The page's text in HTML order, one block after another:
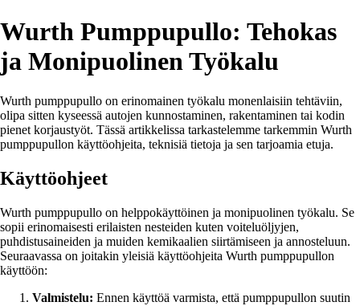
Wurth Pumppupullo: Tehokas
ja Monipuolinen Työkalu
Wurth pumppupullo on erinomainen työkalu monenlaisiin tehtäviin,
olipa sitten kyseessä autojen kunnostaminen, rakentaminen tai kodin
pienet korjaustyöt. Tässä artikkelissa tarkastelemme tarkemmin Wurth
pumppupullon käyttöohjeita, teknisiä tietoja ja sen tarjoamia etuja.
Käyttöohjeet
Wurth pumppupullo on helppokäyttöinen ja monipuolinen työkalu. Se
sopii erinomaisesti erilaisten nesteiden kuten voiteluöljyjen,
puhdistusaineiden ja muiden kemikaalien siirtämiseen ja annosteluun.
Seuraavassa on joitakin yleisiä käyttöohjeita Wurth pumppupullon
käyttöön:
Valmistelu: Ennen käyttöä varmista, että pumppupullon suutin